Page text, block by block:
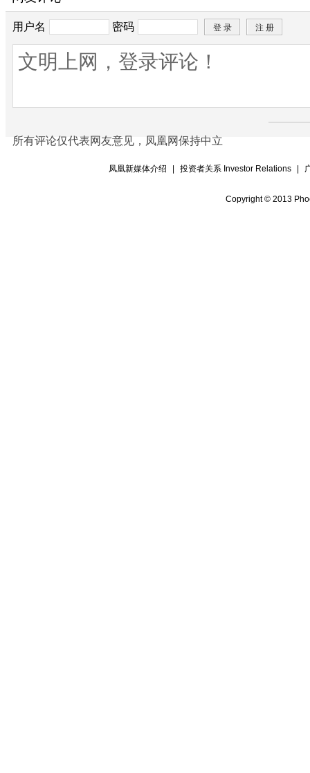
用户名 密码
所有评论仅代表网友意见，凤凰网保持中立
凤凰新媒体介绍 投资者关系 Investor Relations
Copyright © 2013